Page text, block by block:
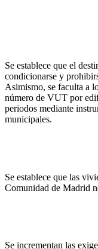
Se establece que el
condicionarse y
Asimismo, se faculta a
número de VUT por
periodos mediante
municipales.
Se establece que las
Comunidad de Madrid
Se incrementan las